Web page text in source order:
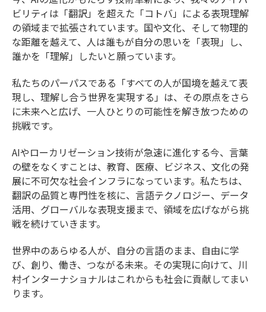
ビリティは「翻訳」を超えた「コトバ」による表現理解
の領域まで拡張されています。国や文化、そして物理的
な距離を越えて、人は誰もが自分の思いを「表現」し、
誰かを「理解」したいと願っています。
私たちのパーパスである「すべての人が国境を越えて表
現し、理解し合う世界を実現する」は、その原点をさら
に未来へと広げ、一人ひとりの可能性を解き放つための
挑戦です。
AIやローカリゼーション技術が急速に進化する今、言葉
の壁をなくすことは、教育、医療、ビジネス、文化の発
展に不可欠な社会インフラになっています。私たちは、
翻訳の品質と専門性を核に、言語テクノロジー、データ
活用、グローバルな表現支援まで、領域を広げながら挑
戦を続けていきます。
世界中のあらゆる人が、自分の言語のまま、自由に学
び、創り、働き、つながる未来。その実現に向けて、川
村インターナショナルはこれからも社会に貢献してまい
ります。